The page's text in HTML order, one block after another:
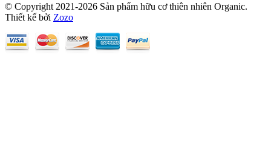
© Copyright 2021-2026 Sản phẩm hữu cơ thiên nhiên Organic.
Thiết kế bởi Zozo